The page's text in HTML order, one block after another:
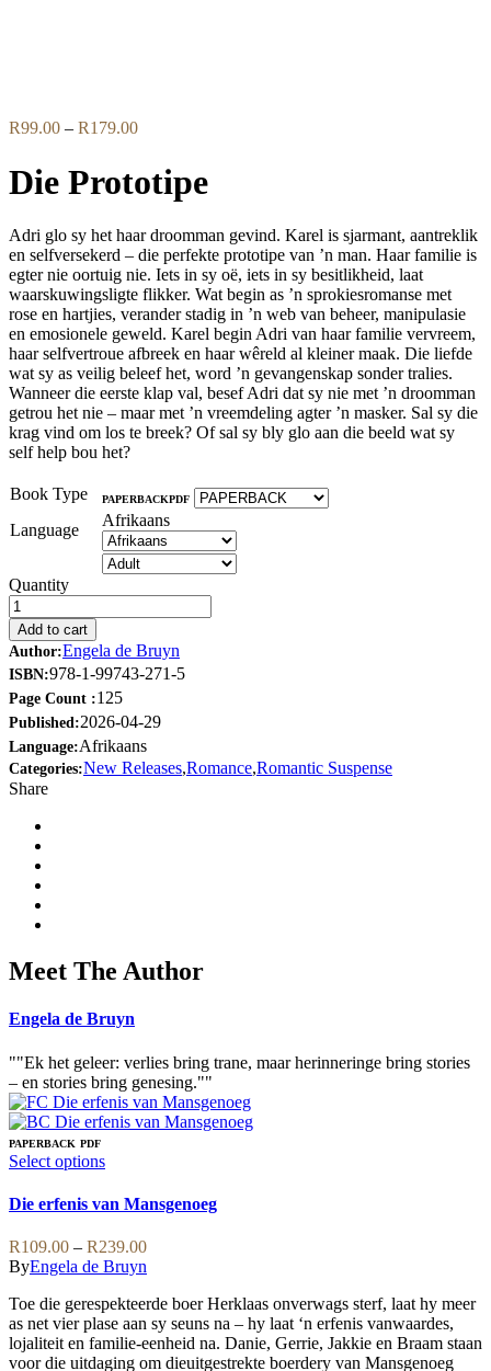
R99.00 – R179.00Price
R99.00
through
R179.00
Die Prototipe
Adri glo sy het haar droomman gevind. Karel is sjarmant, aantreklik
en selfversekerd – die perfekte prototipe van ’n man. Haar familie is
egter nie oortuig nie. Iets in sy oë, iets in sy besitlikheid, laat
waarskuwingsligte flikker. Wat begin as ’n sprokiesromanse met
rose en hartjies, verander stadig in ’n web van beheer, manipulasie
en emosionele geweld. Karel begin Adri van haar familie vervreem,
haar selfvertroue afbreek en haar wêreld al kleiner maak. Die liefde
wat sy as veilig beleef het, word ’n gevangenskap sonder tralies.
Wanneer die eerste klap val, besef Adri dat sy nie met ’n droomman
getrou het nie – maar met ’n vreemdeling agter ’n masker. Sal sy die
krag vind om los te breek? Of sal sy bly glo aan die beeld wat sy
self help bou het?
Book Type PAPERBACKPDF
Language
Afrikaans
Quantity
Add to cart
Author:Engela de Bruyn
ISBN:978-1-99743-271-5
Page Count :125
Published:2026-04-29
Language:Afrikaans
Categories:New Releases,Romance,Romantic Suspense
Share
Meet The Author
Engela de Bruyn
""Ek het geleer: verlies bring trane, maar herinneringe bring stories
– en stories bring genesing.""
PAPERBACK PDF
Select optionsThis
has
variants.
The
options
may
be
chosen
on
Die erfenis van Mansgenoeg
R109.00 – R239.00Price
through
R239.00
ByEngela de Bruyn
Toe die gerespekteerde boer Herklaas onverwags sterf, laat hy meer
as net vier plase aan sy seuns na – hy laat ‘n erfenis vanwaardes,
lojaliteit en familie-eenheid na. Danie, Gerrie, Jakkie en Braam staan
voor die uitdaging om dieuitgestrekte boerdery van Mansgenoeg